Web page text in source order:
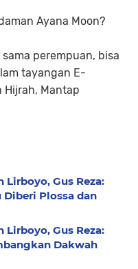
Ayana Moon?
perempuan, bisa
tayangan E-
Hijrah, Mantap
Lirboyo, Gus Reza:
Plossa dan
Lirboyo, Gus Reza:
Dakwah